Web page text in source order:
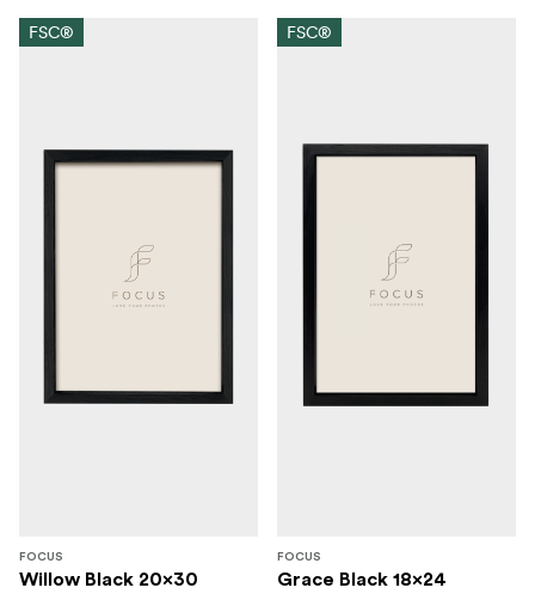
FSC®
FOCUS
Willow Black 20x30
FSC®
FOCUS
Grace Black 18x24